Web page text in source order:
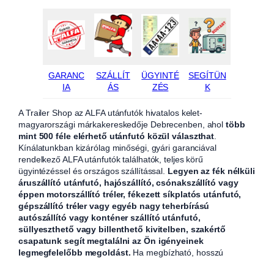
GARANC
IA
SZÁLLÍT
ÁS
ÜGYINTÉ
ZÉS
SEGÍTÜN
K
A Trailer Shop az ALFA utánfutók hivatalos kelet-
magyarországi márkakereskedője Debrecenben, aholtöbb
mint 500 féle elérhető utánfutó közül választhat
Kínálatunkban kizárólag minőségi, gyári garanciával
rendelkező ALFA utánfutók találhatók, teljes körű
ügyintézéssel és országos szállítással. Legyen az fék nélküli
áruszállító utánfutó, hajószállító, csónakszállító vagy
éppen motorszállító tréler, fékezett síkplatós utánfutó,
gépszállító tréler vagy egyéb nagy teherbírású
autószállító vagy konténer szállító utánfutó,
süllyeszthető vagy billenthető kivitelben, szakértő
csapatunk segít megtalálni az Ön igényeinek
legmegfelelőbb megoldást. Ha megbízható, hosszú